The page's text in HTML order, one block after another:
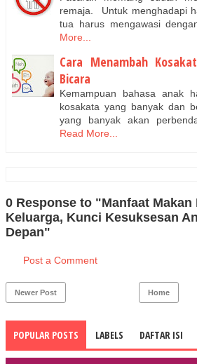
remaja. Untuk menghadapi
tua harus mengawasi
More...
Cara Menambah
Bicara
Kemampuan bahasa anak
kosakata yang banyak dan
yang banyak akan
Read More...
0 Response to "Manfaat Makan
Keluarga, Kunci Kesuksesan
Depan"
Post a Comment
Newer Post Home
POPULAR POSTS LABELS DAFTAR ISI